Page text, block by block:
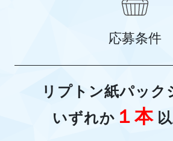
応募条件
リプトン紙パック
いずれか １本以